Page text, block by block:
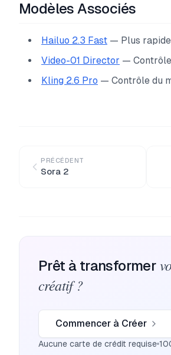
Modèles Associés
Hailuo 2.3 Fast — Plus
Video-01 Director —
Kling 2.6 Pro — Contrôle du
PRÉCÉDENT
Sora 2
Prêt à transformer
créatif ?
Commencer à Créer
Aucune carte de crédit requise